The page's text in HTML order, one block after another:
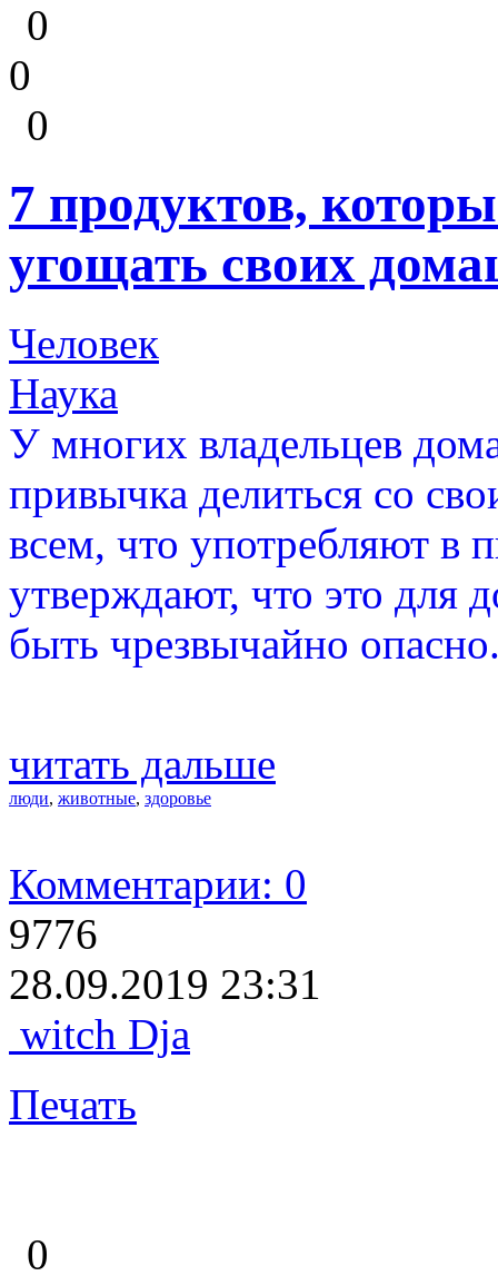
0
0
0
7 продуктов,
угощать своих
Человек
Наука
У многих владельцев
привычка делиться со
всем, что употребляют в
утверждают, что это
быть чрезвычайно
читать дальше
люди, животные, здоровье
Комментарии: 0
9776
28.09.2019 23:31
witch Dja
Печать
0